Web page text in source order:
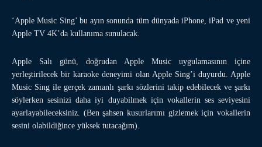
‘Apple Music Sing’ bu ayın sonunda tüm dünyada iPhone, iPad ve yeni
Apple TV 4K’da kullanıma sunulacak.
Apple Salı günü, doğrudan Apple Music uygulamasının içine
yerleştirilecek bir karaoke deneyimi olan Apple Sing’i duyurdu. Apple
Music Sing ile gerçek zamanlı şarkı sözlerini takip edebilecek ve şarkı
söylerken sesinizi daha iyi duyabilmek için vokallerin ses seviyesini
ayarlayabileceksiniz. (Ben şahsen kusurlarımı gizlemek için vokallerin
sesini olabildiğince yüksek tutacağım).